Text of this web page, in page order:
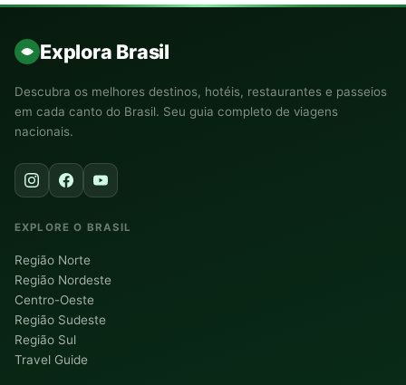
Explora Brasil
Descubra os melhores destinos, hotéis, restaurantes e passeios
em cada canto do Brasil. Seu guia completo de viagens
nacionais.
EXPLORE O BRASIL
Região Norte
Região Nordeste
Centro-Oeste
Região Sudeste
Região Sul
Travel Guide